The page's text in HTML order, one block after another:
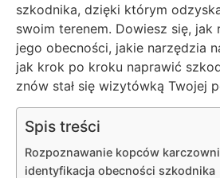
szkodnika, dzięki którym
swoim terenem. Dowiesz się, jak
jego obecności, jakie narzędzia
jak krok po kroku naprawić
znów stał się wizytówką Twojej
Spis treści
Rozpoznawanie kopców
identyfikacja obecności szkodnika